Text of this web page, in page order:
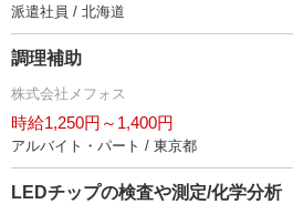
派遣社員 / 北海道
調理補助
株式会社メフォス
時給1,250円～1,400円
アルバイト・パート / 東京都
LEDチップの検査や測定/化学分析